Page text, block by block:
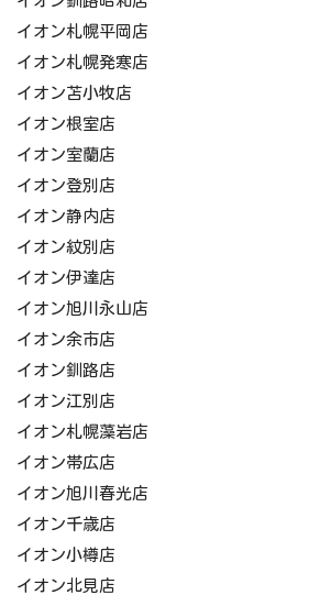
イオン札幌平岡店
イオン札幌発寒店
イオン苫小牧店
イオン根室店
イオン室蘭店
イオン登別店
イオン静内店
イオン紋別店
イオン伊達店
イオン旭川永山店
イオン余市店
イオン釧路店
イオン江別店
イオン札幌藻岩店
イオン帯広店
イオン旭川春光店
イオン千歳店
イオン小樽店
イオン北見店